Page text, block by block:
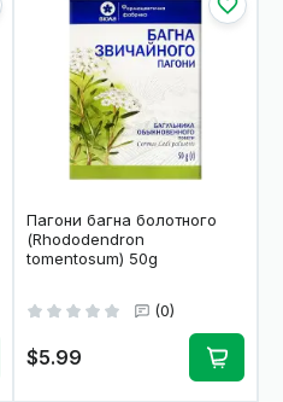
Пагони багна болотного
(Rhododendron
tomentosum) 50g
(0)
$5.99